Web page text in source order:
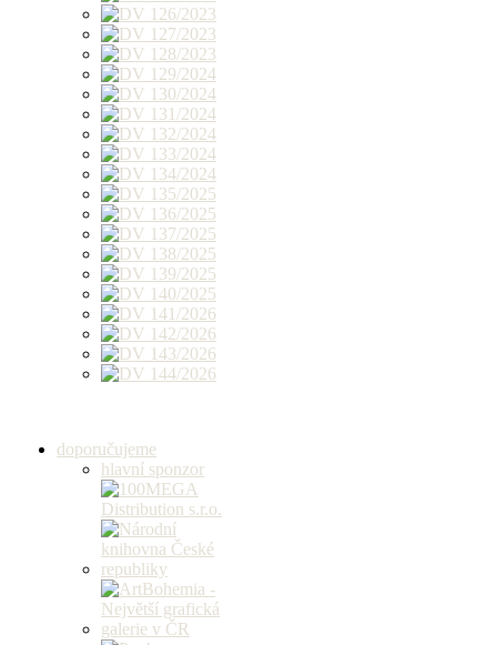
doporučujeme
hlavní sponzor